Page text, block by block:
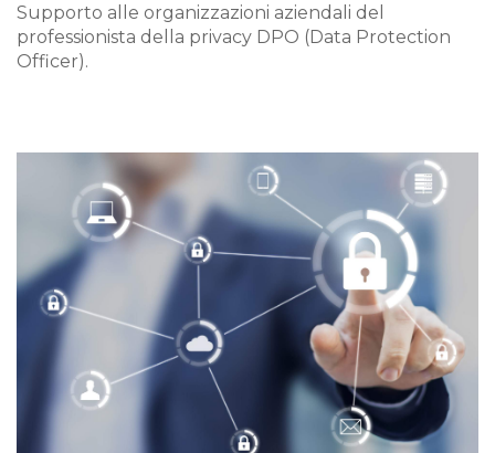
Supporto alle organizzazioni aziendali del
professionista della privacy DPO (Data Protection
Officer).